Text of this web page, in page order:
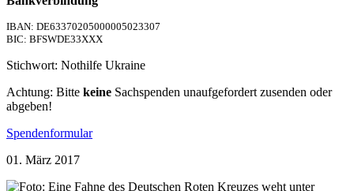
IBAN: DE63370205000005023307
BIC: BFSWDE33XXX
Stichwort: Nothilfe Ukraine
Achtung: Bitte keine Sachspenden unaufgefordert zusenden oder
abgeben!
Spendenformular
01. März 2017